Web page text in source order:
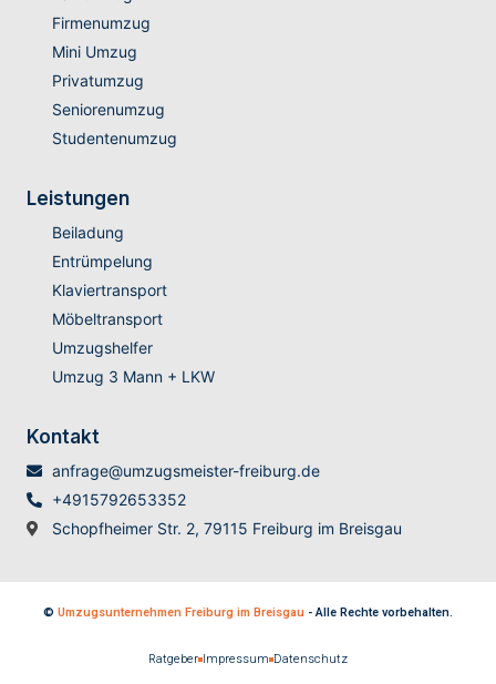
Firmenumzug
Mini Umzug
Privatumzug
Seniorenumzug
Studentenumzug
Leistungen
Beiladung
Entrümpelung
Klaviertransport
Möbeltransport
Umzugshelfer
Umzug 3 Mann + LKW
Kontakt
anfrage@umzugsmeister-freiburg.de
+4915792653352
Schopfheimer Str. 2, 79115 Freiburg im Breisgau
© Umzugsunternehmen Freiburg im Breisgau - Alle Rechte vorbehalten.
Ratgeber Impressum Datenschutz